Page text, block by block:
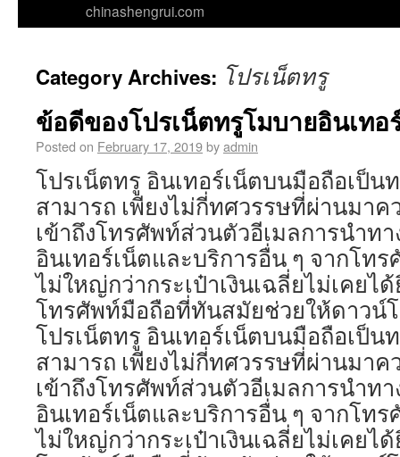
chinashengrui.com
Category Archives: โปรเน็ตทรู
ข้อดีของโปรเน็ตทรูโมบายอินเทอ
Posted on February 17, 2019byadmin
โปรเน็ตทรู อินเทอร์เน็ตบนมือถือเป็น
สามารถ เพียงไม่กี่ทศวรรษที่ผ่านมาค
เข้าถึงโทรศัพท์ส่วนตัวอีเมลการนำท
อินเทอร์เน็ตและบริการอื่น ๆ จากโท
ไม่ใหญ่กว่ากระเป๋าเงินเฉลี่ยไม่เคยไ
โทรศัพท์มือถือที่ทันสมัยช่วยให้ดาวน์โ
โปรเน็ตทรู อินเทอร์เน็ตบนมือถือเป็น
สามารถ เพียงไม่กี่ทศวรรษที่ผ่านมาค
เข้าถึงโทรศัพท์ส่วนตัวอีเมลการนำท
อินเทอร์เน็ตและบริการอื่น ๆ จากโท
ไม่ใหญ่กว่ากระเป๋าเงินเฉลี่ยไม่เคยไ